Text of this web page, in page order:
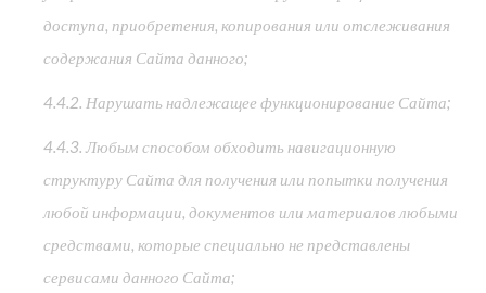
доступа, приобретения, копирования или отслеживания
содержания Сайта данного;
4.4.2. Нарушать надлежащее функционирование Сайта;
4.4.3. Любым способом обходить навигационную
структуру Сайта для получения или попытки получения
любой информации, документов или материалов любыми
средствами, которые специально не представлены
сервисами данного Сайта;